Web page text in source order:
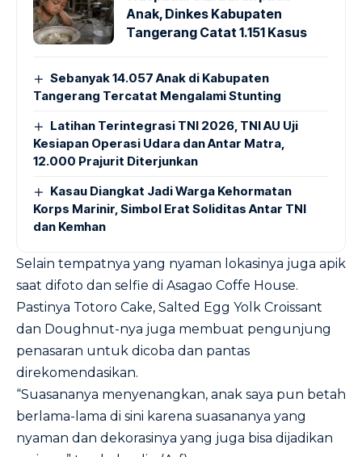
Anak, Dinkes Kabupaten
Tangerang Catat 1.151 Kasus
Sebanyak 14.057 Anak di Kabupaten
Tangerang Tercatat Mengalami Stunting
Latihan Terintegrasi TNI 2026, TNI AU Uji
Kesiapan Operasi Udara dan Antar Matra,
12.000 Prajurit Diterjunkan
Kasau Diangkat Jadi Warga Kehormatan
Korps Marinir, Simbol Erat Soliditas Antar TNI
dan Kemhan
Selain tempatnya yang nyaman lokasinya juga apik
saat difoto dan selfie di Asagao Coffe House.
Pastinya Totoro Cake, Salted Egg Yolk Croissant
dan Doughnut-nya juga membuat pengunjung
penasaran untuk dicoba dan pantas
direkomendasikan.
“Suasananya menyenangkan, anak saya pun betah
berlama-lama di sini karena suasananya yang
nyaman dan dekorasinya yang juga bisa dijadikan